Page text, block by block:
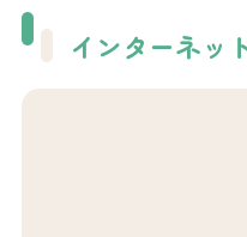
インターネッ